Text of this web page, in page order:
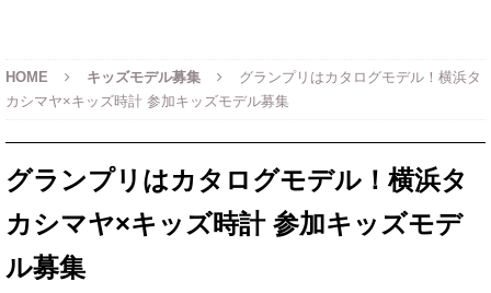
HOME キッズモデル募集
グランプリはカタログモデル！横浜タ
カシマヤ×キッズ時計 参加キッズモデル募集
グランプリはカタログモデル！横浜タ
カシマヤ×キッズ時計 参加キッズモデ
ル募集